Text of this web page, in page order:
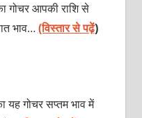
गोचर आपकी राशि से
भाव…(विस्तार से पढ़ें)
गोचर सप्तम भाव में